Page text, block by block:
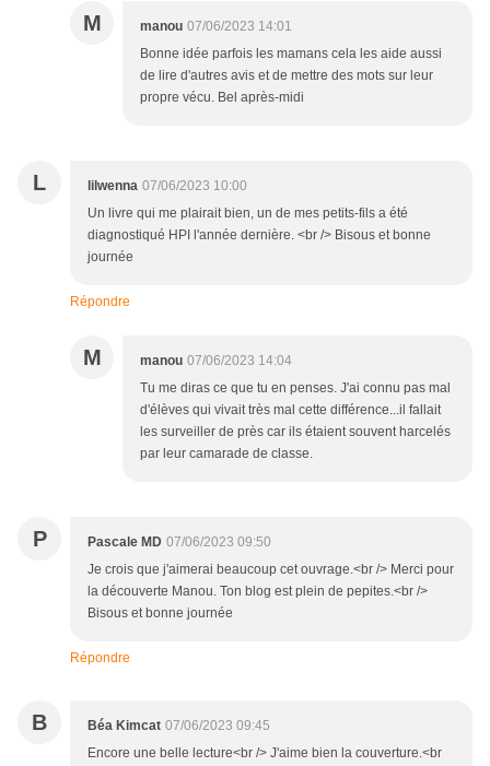
M manou 07/06/2023 14:01
Bonne idée parfois les mamans cela les aide aussi
de lire d'autres avis et de mettre des mots sur leur
propre vécu. Bel après-midi
L lilwenna 07/06/2023 10:00
Un livre qui me plairait bien, un de mes petits-fils a été
diagnostiqué HPI l'année dernière. <br /> Bisous et bonne
journée
Répondre
M manou 07/06/2023 14:04
Tu me diras ce que tu en penses. J'ai connu pas mal
d'élèves qui vivait très mal cette différence...il fallait
les surveiller de près car ils étaient souvent harcelés
par leur camarade de classe.
P Pascale MD 07/06/2023 09:50
Je crois que j'aimerai beaucoup cet ouvrage.<br /> Merci pour
la découverte Manou. Ton blog est plein de pepites.<br />
Bisous et bonne journée
Répondre
B Béa Kimcat 07/06/2023 09:45
Encore une belle lecture<br /> J'aime bien la couverture.<br